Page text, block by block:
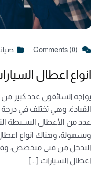
انواع اعطال
يواجه السائقون عدد كبير من
القيادة، وهي تختلف في
عدد من الأعطال البسيطة
وبسهولة، وهناك انواع
التدخل من فني متخصص،
اعطال السيارات [...]